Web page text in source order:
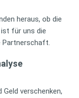
heraus, ob die
für uns die
Partnerschaft.
verschenken,